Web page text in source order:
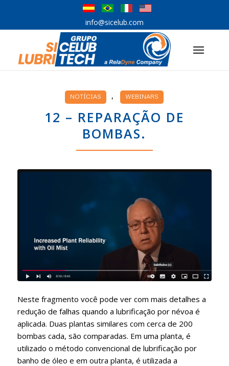
info@sicelub.com
NOTÍCIAS , WEBINARS
12 – REPARAÇÃO DE
BOMBAS.
Neste fragmento você pode ver com mais detalhes a
redução de falhas quando a lubrificação por névoa é
aplicada. Duas plantas similares com cerca de 200
bombas cada, são comparadas. Em uma planta, é
utilizado o método convencional de lubrificação por
banho de óleo e em outra planta, é utilizada a